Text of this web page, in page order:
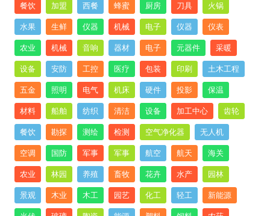
餐饮 加盟 西餐 蜂蜜 厨房 刀具 火锅
水果 生鲜 仪器 机械 电子 仪器 仪表
农业 机械 音响 器材 电子 元器件 采暖
设备 安防 工控 医疗 包装 印刷 土木工程
五金 照明 电气 机床 硬件 投影 保温
材料 船舶 纺织 清洁 设备 加工中心 齿轮
餐饮 勘探 测绘 检测 空气净化器 无人机
空调 国防 军事 军事 航空 航天 海关
农业 林园 养殖 畜牧 花卉 水产 园林
景观 木业 木工 园艺 化工 轻工 新能源